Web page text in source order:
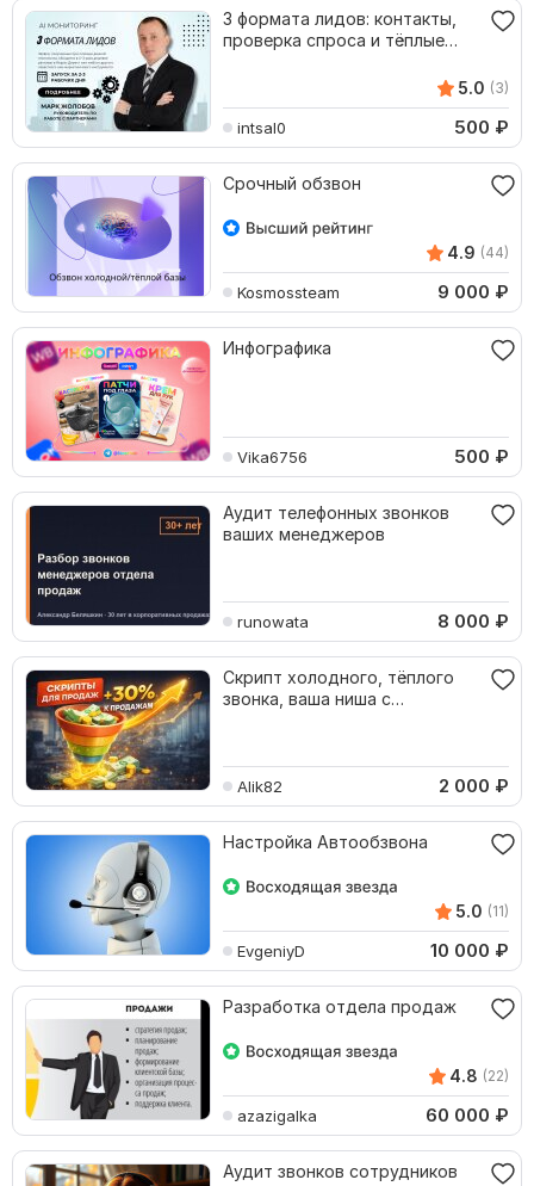
3 формата лидов: контакты,
проверка спроса и тёплые
5.0 (3)
intsal0 500 ₽
Срочный обзвон
4.9 (44)
Kosmossteam 9 000 ₽
Инфографика
Vika6756 500 ₽
Аудит телефонных звонков
ваших менеджеров
runowata 8 000 ₽
Скрипт холодного, тёплого
звонка, ваша ниша с
Alik82 2 000 ₽
Настройка Автообзвона
5.0 (11)
EvgeniyD 10 000 ₽
Разработка отдела продаж
4.8 (22)
azazigalka 60 000 ₽
Аудит звонков сотрудников